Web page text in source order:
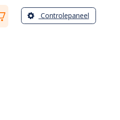
Controlepaneel